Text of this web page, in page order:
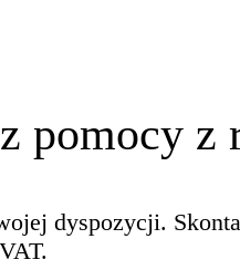
pomocy
dyspozycji.